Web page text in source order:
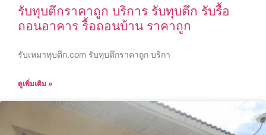
รับทุบตึกราคาถูก บริการ รับทุบตึก รับรื้อ
ถอนอาคาร รื้อถอนบ้าน ราคาถูก
รับเหมาทุบตึก.com รับทุบตึกราคาถูก บริกา
ดูเพิ่มเติม »